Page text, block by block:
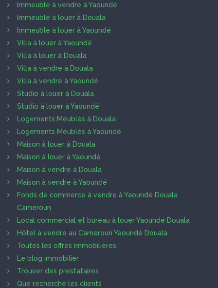
Immeuble à vendre à Yaoundé
Immeuble à louer à Douala
Immeuble à louer à Yaoundé
Villa à louer à Yaoundé
Villa à louer à Douala
Villa à vendre à Douala
Villa à vendre à Yaoundé
Studio à louer à Douala
Studio à louer à Yaoundé
Logements Meublés à Douala
Logements Meublés à Yaoundé
Maison à louer à Douala
Maison à louer à Yaoundé
Maison à vendre à Douala
Maison à vendre à Yaoundé
Fonds de commerce à vendre à Yaoundé Douala
Cameroun
Local commercial et bureau à louer Yaoundé Douala
Hôtel à vendre au Cameroun Yaoundé Douala
Toutes les offres immobilières
Le blog immobilier
Trouver des prestataires
Que recherche les clients